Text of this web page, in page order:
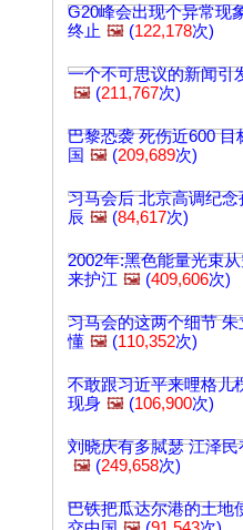
G20峰会出现个异常现
终止 🖼️ (122,178次)
一个不可思议的新闻引
🖼️ (211,767次)
巴黎恐袭 死伤近600 目
国 🖼️ (209,689次)
习马会后 北京高调纪念
辰 🖼️ (84,617次)
2002年:黑色能量光束
来护江 🖼️ (409,606次)
习马会的这两个细节 朱
懂 🖼️ (110,352次)
不敢跟习近平来哩格儿
现身 🖼️ (106,900次)
刘晓庆有多脦瑟 江泽民
🖼️ (249,658次)
巴铁把瓜达尔港的土地